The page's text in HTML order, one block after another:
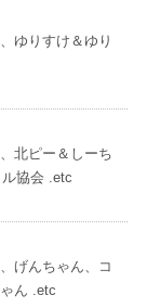
ゆりすけ＆ゆり
北ピー＆しーち
協会 .etc
げんちゃん、コ
ん .etc